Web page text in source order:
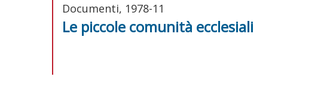
Documenti, 1978-11
Le piccole comunità ecclesiali